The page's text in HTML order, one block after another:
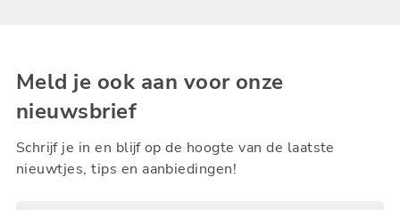
Meld je ook aan voor onze
nieuwsbrief
Schrijf je in en blijf op de hoogte van de laatste
nieuwtjes, tips en aanbiedingen!